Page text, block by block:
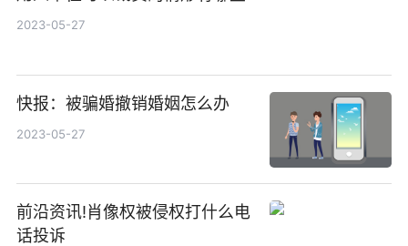
2023-05-27
快报：被骗婚撤销婚姻怎么办
2023-05-27
前沿资讯!肖像权被侵权打什么电
话投诉